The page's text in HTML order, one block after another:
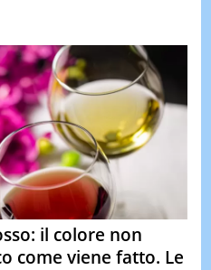
il colore non
come viene fatto. Le